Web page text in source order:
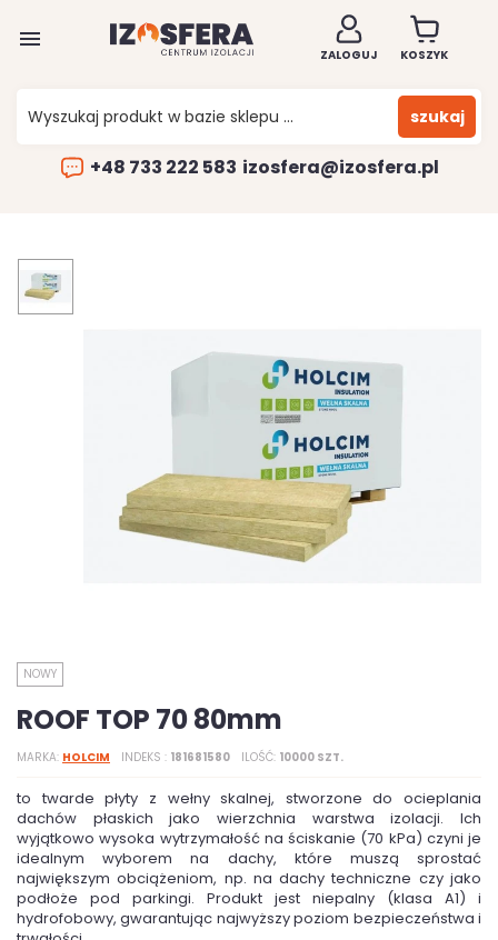

ZALOGUJ KOSZYK
szukaj
+48 733 222 583 izosfera@izosfera.pl
NOWY
ROOF TOP 70 80mm
MARKA HOLCIM INDEKS 181681580 ILOŚĆ 10000 SZT.
to twarde płyty z wełny skalnej, stworzone do ocieplania
dachów płaskich jako wierzchnia warstwa izolacji. Ich
wyjątkowo wysoka wytrzymałość na ściskanie (70 kPa) czyni je
idealnym wyborem na dachy, które muszą sprostać
największym obciążeniom, np. na dachy techniczne czy jako
podłoże pod parkingi. Produkt jest niepalny (klasa A1) i
hydrofobowy, gwarantując najwyższy poziom bezpieczeństwa i